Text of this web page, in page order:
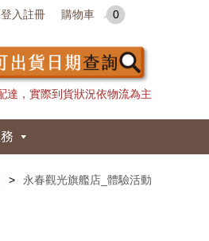
登入註冊 購物車 0
達，實際到貨狀況依物流為主
永春觀光旗艦店_體驗活動